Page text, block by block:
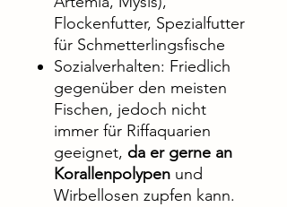
Flockenfutter, Spezialfutter
für Schmetterlingsfische
Sozialverhalten: Friedlich
gegenüber den meisten
Fischen, jedoch nicht
immer für Riffaquarien
geeignet, da er gerne an
Korallenpolypen und
Wirbellosen zupfen kann.